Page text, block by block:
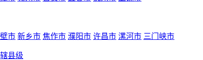
市 新乡市 焦作市 濮阳市 许昌市 漯河市 三门峡市
县级